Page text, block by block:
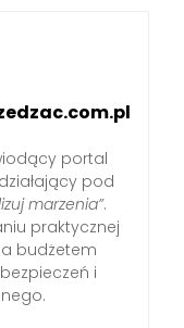
portal
pod
marzenia”.
praktycznej
budżetem
i